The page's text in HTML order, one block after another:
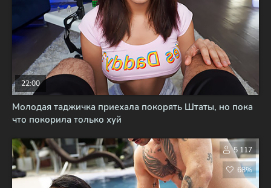
Молодая таджичка приехала покорять Штаты, но пока
что покорила только хуй
22:00
5 117
68%